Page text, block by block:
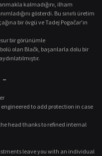
kalmadığını, ilham
gösterdi. Bu sınırlı üretim
bir övgü ve Tadej Pogačar'ın
bir görünümle
olan Blačk, başarılarla dolu bir
-
to add protection in case
head thanks to refined internal
leave you with an individual